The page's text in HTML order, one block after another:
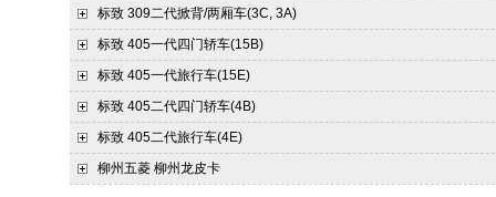
标致 309二代掀背/两厢车(3C, 3A)
标致 405一代四门轿车(15B)
标致 405一代旅行车(15E)
标致 405二代四门轿车(4B)
标致 405二代旅行车(4E)
柳州五菱 柳州龙皮卡